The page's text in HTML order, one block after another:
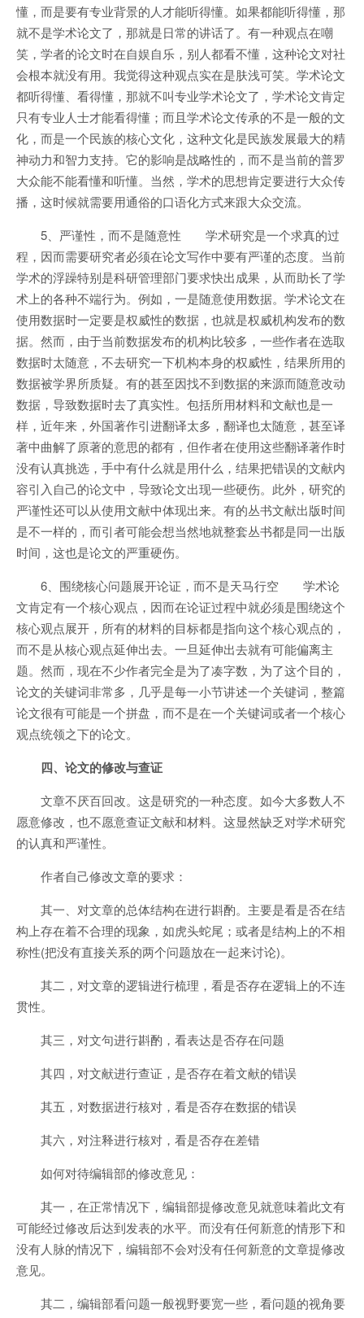
懂，而是要有专业背景的人才能听得懂。如果都能听得懂，那
就不是学术论文了，那就是日常的讲话了。有一种观点在嘲
笑，学者的论文时在自娱自乐，别人都看不懂，这种论文对社
会根本就没有用。我觉得这种观点实在是肤浅可笑。学术论文
都听得懂、看得懂，那就不叫专业学术论文了，学术论文肯定
只有专业人士才能看得懂；而且学术论文传承的不是一般的文
化，而是一个民族的核心文化，这种文化是民族发展最大的精
神动力和智力支持。它的影响是战略性的，而不是当前的普罗
大众能不能看懂和听懂。当然，学术的思想肯定要进行大众传
播，这时候就需要用通俗的口语化方式来跟大众交流。
5、严谨性，而不是随意性 学术研究是一个求真的过
程，因而需要研究者必须在论文写作中要有严谨的态度。当前
学术的浮躁特别是科研管理部门要求快出成果，从而助长了学
术上的各种不端行为。例如，一是随意使用数据。学术论文在
使用数据时一定要是权威性的数据，也就是权威机构发布的数
据。然而，由于当前数据发布的机构比较多，一些作者在选取
数据时太随意，不去研究一下机构本身的权威性，结果所用的
数据被学界所质疑。有的甚至因找不到数据的来源而随意改动
数据，导致数据时去了真实性。包括所用材料和文献也是一
样，近年来，外国著作引进翻译太多，翻译也太随意，甚至译
著中曲解了原著的意思的都有，但作者在使用这些翻译著作时
没有认真挑选，手中有什么就是用什么，结果把错误的文献内
容引入自己的论文中，导致论文出现一些硬伤。此外，研究的
严谨性还可以从使用文献中体现出来。有的丛书文献出版时间
是不一样的，而引者可能会想当然地就整套丛书都是同一出版
时间，这也是论文的严重硬伤。
6、围绕核心问题展开论证，而不是天马行空 学术论
文肯定有一个核心观点，因而在论证过程中就必须是围绕这个
核心观点展开，所有的材料的目标都是指向这个核心观点的，
而不是从核心观点延伸出去。一旦延伸出去就有可能偏离主
题。然而，现在不少作者完全是为了凑字数，为了这个目的，
论文的关键词非常多，几乎是每一小节讲述一个关键词，整篇
论文很有可能是一个拼盘，而不是在一个关键词或者一个核心
观点统领之下的论文。
四、论文的修改与查证
文章不厌百回改。这是研究的一种态度。如今大多数人不
愿意修改，也不愿意查证文献和材料。这显然缺乏对学术研究
的认真和严谨性。
作者自己修改文章的要求：
其一、对文章的总体结构在进行斟酌。主要是看是否在结
构上存在着不合理的现象，如虎头蛇尾；或者是结构上的不相
称性(把没有直接关系的两个问题放在一起来讨论)。
其二，对文章的逻辑进行梳理，看是否存在逻辑上的不连
贯性。
其三，对文句进行斟酌，看表达是否存在问题
其四，对文献进行查证，是否存在着文献的错误
其五，对数据进行核对，看是否存在数据的错误
其六，对注释进行核对，看是否存在差错
如何对待编辑部的修改意见：
其一，在正常情况下，编辑部提修改意见就意味着此文有
可能经过修改后达到发表的水平。而没有任何新意的情形下和
没有人脉的情况下，编辑部不会对没有任何新意的文章提修改
意见。
其二，编辑部看问题一般视野要宽一些，看问题的视角要